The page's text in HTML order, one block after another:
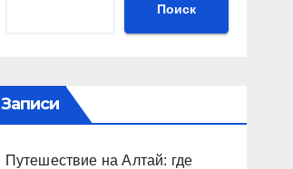
Поиск
Записи
Путешествие на Алтай: где